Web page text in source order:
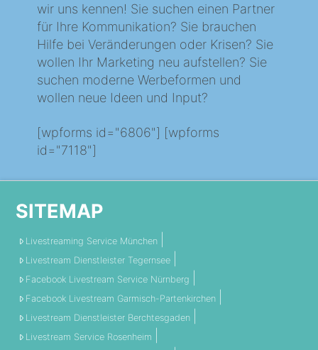
wir uns kennen! Sie suchen einen Partner
für Ihre Kommunikation? Sie brauchen
Hilfe bei Veränderungen oder Krisen? Sie
wollen Ihr Marketing neu aufstellen? Sie
suchen moderne Werbeformen und
wollen neue Ideen und Input?
[wpforms id="6806"] [wpforms
id="7118"]
SITEMAP
Livestreaming Service München
Livestream Dienstleister Tegernsee
Facebook Livestream Service Nürnberg
Facebook Livestream Garmisch-Partenkirchen
Livestream Dienstleister Berchtesgaden
Livestream Service Rosenheim